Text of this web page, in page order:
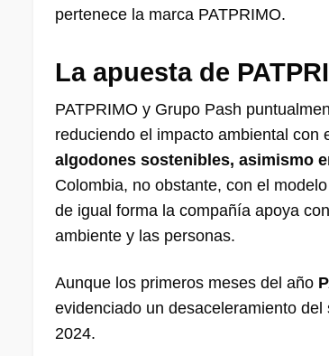
pertenece la marca PATPRIMO.
La apuesta de
PATPRIMO y Grupo Pash
reduciendo el impacto ambiental con
algodones sostenibles, asimismo
Colombia, no obstante, con el
de igual forma la compañía apoya
ambiente y las personas.
Aunque los primeros meses del año
evidenciado un desaceleramiento
2024.